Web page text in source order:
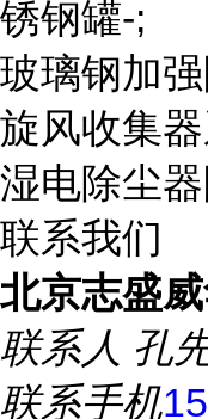
锈钢罐-;
玻璃钢加
旋风收集
湿电除尘
联系我们
北京志盛
联系人 孔
联系手机